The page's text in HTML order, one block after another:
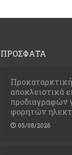
ΠΡΟΣΦΑΤΑ
αποκλειστικά
προδιαγραφών
φορητών
05/08/2026